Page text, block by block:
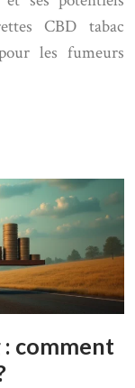
CBD tabac
les fumeurs
comment